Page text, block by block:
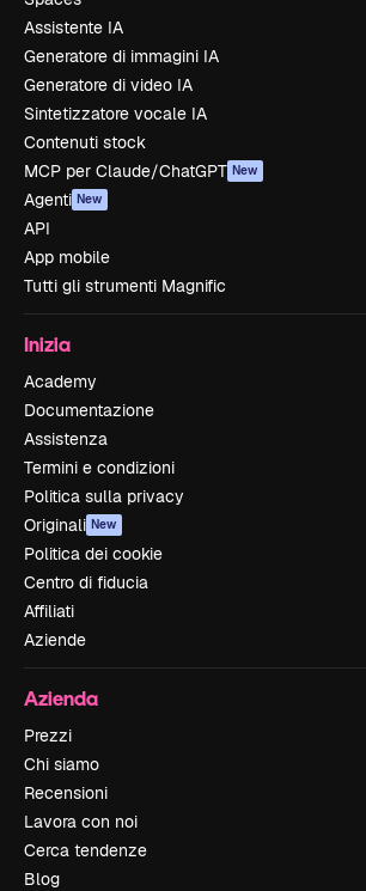
Assistente IA
Generatore di immagini IA
Generatore di video IA
Sintetizzatore vocale IA
Contenuti stock
MCP per Claude/ChatGPT New
Agenti New
API
App mobile
Tutti gli strumenti Magnific
Inizia
Academy
Documentazione
Assistenza
Termini e condizioni
Politica sulla privacy
Originali New
Politica dei cookie
Centro di fiducia
Affiliati
Aziende
Azienda
Prezzi
Chi siamo
Recensioni
Lavora con noi
Cerca tendenze
Blog